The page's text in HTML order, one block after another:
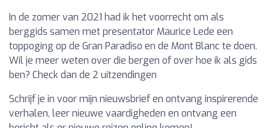
In de zomer van 2021 had ik het voorrecht om als
berggids samen met presentator Maurice Lede een
toppoging op de Gran Paradiso en de Mont Blanc te doen.
Wil je meer weten over die bergen of over hoe ik als gids
ben? Check dan de 2 uitzendingen
Schrijf je in voor mijn nieuwsbrief en ontvang inspirerende
verhalen, leer nieuwe vaardigheden en ontvang een